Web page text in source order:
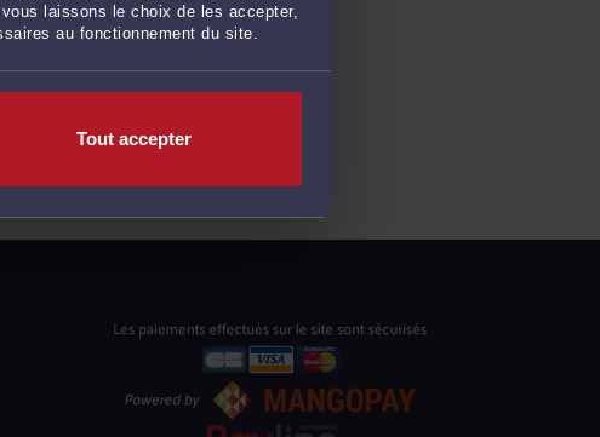
laissons le choix de les accepter,
au fonctionnement du site.
Tout accepter